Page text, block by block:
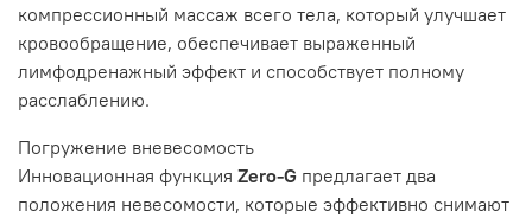
компрессионный массаж всего тела, который улучшает
кровообращение, обеспечивает выраженный
лимфодренажный эффект и способствует полному
расслаблению.
Погружение вневесомость
Инновационная функция Zero-G предлагает два
положения невесомости, которые эффективно снимают